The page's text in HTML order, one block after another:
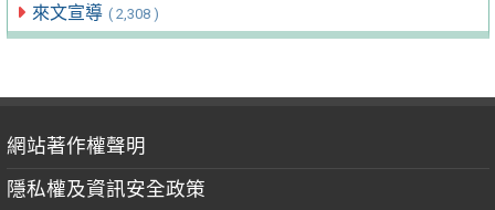
來文宣導 ( 2,308 )
網站著作權聲明
隱私權及資訊安全政策